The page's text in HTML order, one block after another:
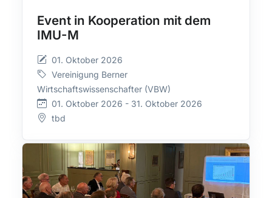
Event in Kooperation mit dem
IMU-M
01. Oktober 2026
Vereinigung Berner
Wirtschaftswissenschafter (VBW)
01. Oktober 2026 - 31. Oktober 2026
tbd